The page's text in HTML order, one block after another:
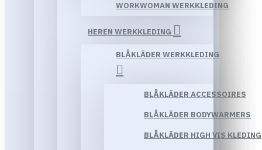
WORKWOMAN WERKKLEDING
HEREN WERKKLEDING
BLÅKLÄDER WERKKLEDING
BLÅKLÄDER ACCESSOIRES
BLÅKLÄDER BODYWARMERS
BLÅKLÄDER HIGH VIS KLEDING